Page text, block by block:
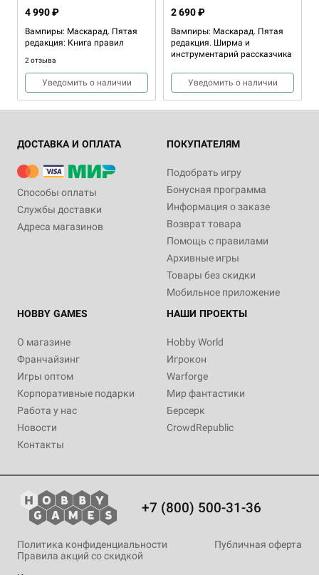
Вампиры: Маскарад. Пятая
редакция: Книга правил
2 отзыва
4 990 ₽
Уведомить о наличии
Вампиры: Маскарад. Пятая
редакция. Ширма и
инструментарий рассказчика
2 690 ₽
Уведомить о наличии
13+
ДОСТАВКА И ОПЛАТА
Способы оплаты
Службы доставки
Адреса магазинов
ПОКУПАТЕЛЯМ
Подобрать игру
Бонусная программа
Информация о заказе
Возврат товара
Помощь с правилами
Архивные игры
Товары без скидки
Мобильное приложение
HOBBY GAMES
О магазине
Франчайзинг
Игры оптом
Корпоративные подарки
Работа у нас
Новости
Контакты
НАШИ ПРОЕКТЫ
Hobby World
Игрокон
Warforge
Мир фантастики
Берсерк
CrowdRepublic
+7 (800) 500-31-36
Политика конфиденциальности
Публичная оферта
Правила акций со скидкой